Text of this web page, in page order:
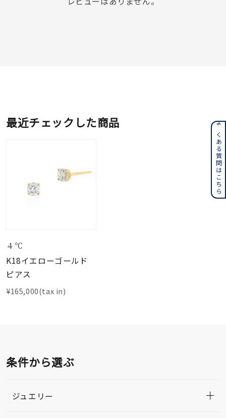
最近チェックした商品
４℃
K18イエローゴールド
ピアス
¥165,000(tax in)
条件から選ぶ
ジュエリー
よくある質問はこちら